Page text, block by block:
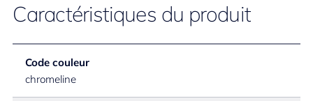
Caractéristiques du produit
Code couleur
chromeline